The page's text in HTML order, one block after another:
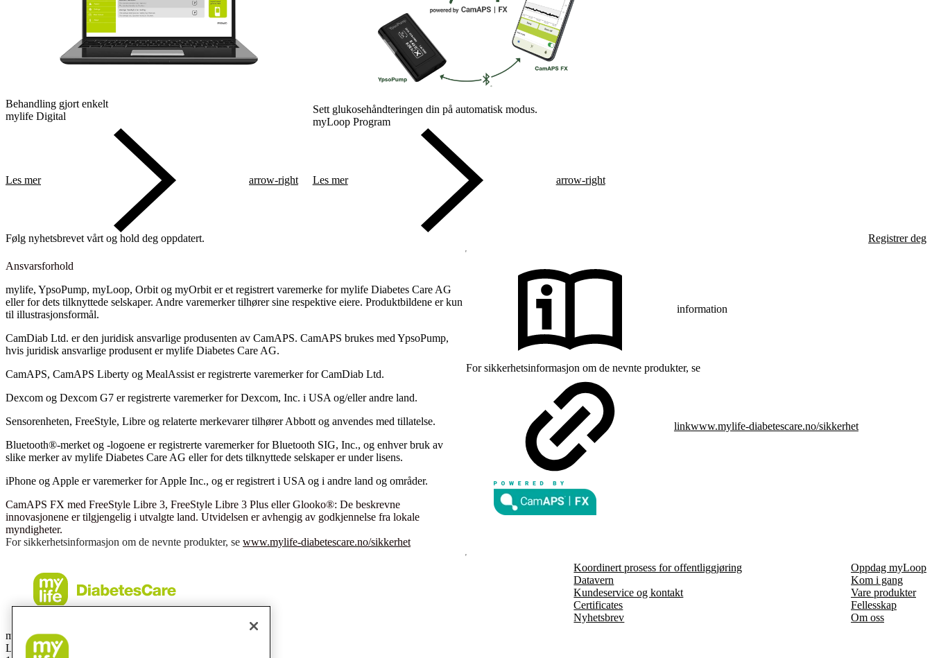
Behandling gjort enkelt
mylife Digital
Les mer arrow-right
Sett glukosehåndteringen din på automatisk modus.
myLoop Program
Les mer arrow-right
Følg nyhetsbrevet vårt og hold deg oppdatert. Registrer deg
Ansvarsforhold
mylife, YpsoPump, myLoop, Orbit og myOrbit er et registrert varemerke for mylife Diabetes Care AG
eller for dets tilknyttede selskaper. Andre varemerker tilhører sine respektive eiere. Produktbildene er kun
til illustrasjonsformål.
CamDiab Ltd. er den juridisk ansvarlige produsenten av CamAPS. CamAPS brukes med YpsoPump,
hvis juridisk ansvarlige produsent er mylife Diabetes Care AG.
CamAPS, CamAPS Liberty og MealAssist er registrerte varemerker for CamDiab Ltd.
Dexcom og Dexcom G7 er registrerte varemerker for Dexcom, Inc. i USA og/eller andre land.
Sensorenheten, FreeStyle, Libre og relaterte merkevarer tilhører Abbott og anvendes med tillatelse.
Bluetooth®-merket og -logoene er registrerte varemerker for Bluetooth SIG, Inc., og enhver bruk av
slike merker av mylife Diabetes Care AG eller for dets tilknyttede selskaper er under lisens.
iPhone og Apple er varemerker for Apple Inc., og er registrert i USA og i andre land og områder.
CamAPS FX med FreeStyle Libre 3, FreeStyle Libre 3 Plus eller Glooko®: De beskrevne
innovasjonene er tilgjengelig i utvalgte land. Utvidelsen er avhengig av godkjennelse fra lokale
myndigheter.
For sikkerhetsinformasjon om de nevnte produkter, se www.mylife-diabetescare.no/sikkerhet
information
For sikkerhetsinformasjon om de nevnte produkter, se
linkwww.mylife-diabetescare.no/sikkerhet
mylife Diabetes Care AS
Lysaker Torg 5, 3 etg
Koordinert prosess for offentliggjøring
Datavern
Kundeservice og kontakt
Certificates
Nyhetsbrev
Oppdag myLoop
Kom i gang
Vare produkter
Fellesskap
Om oss